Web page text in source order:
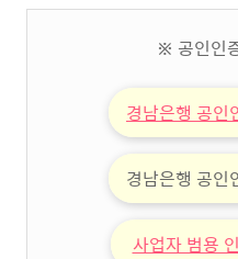
※ 공인인
경남은행 공인
경남은행 공인
사업자 범용